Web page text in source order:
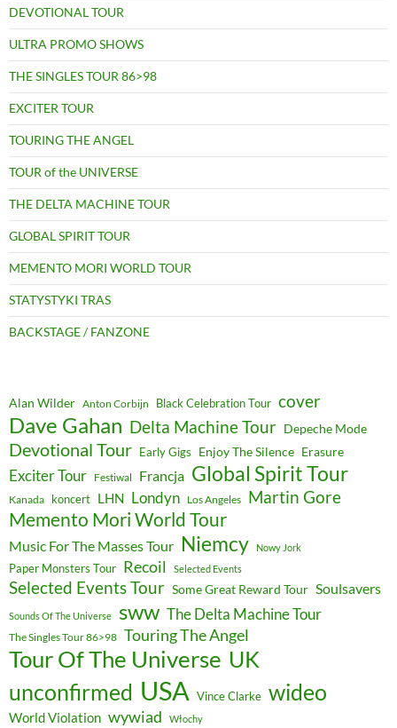
DEVOTIONAL TOUR
ULTRA PROMO SHOWS
THE SINGLES TOUR 86>98
EXCITER TOUR
TOURING THE ANGEL
TOUR of the UNIVERSE
THE DELTA MACHINE TOUR
GLOBAL SPIRIT TOUR
MEMENTO MORI WORLD TOUR
STATYSTYKI TRAS
BACKSTAGE / FANZONE
Alan Wilder Anton Corbijn Black Celebration Tour cover
Dave Gahan Delta Machine Tour Depeche Mode
Devotional Tour Early Gigs Enjoy The Silence Erasure
Exciter Tour Festiwal Francja Global Spirit Tour
Kanada koncert LHN Londyn Los Angeles Martin Gore
Memento Mori World Tour
Music For The Masses Tour Niemcy Nowy Jork
Paper Monsters Tour Recoil Selected Events
Selected Events Tour Some Great Reward Tour Soulsavers
Sounds Of The Universe sww The Delta Machine Tour
The Singles Tour 86>98 Touring The Angel
Tour Of The Universe UK
unconfirmed USA Vince Clarke wideo
World Violation wywiad Włochy